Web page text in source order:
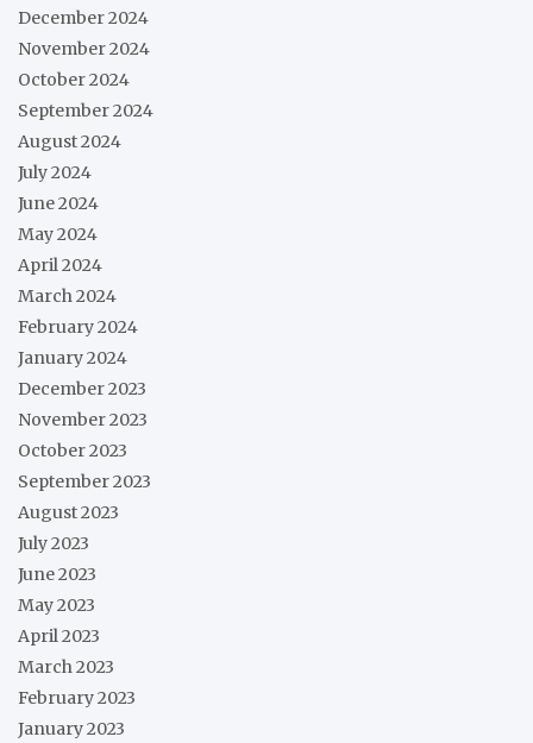
December 2024
November 2024
October 2024
September 2024
August 2024
July 2024
June 2024
May 2024
April 2024
March 2024
February 2024
January 2024
December 2023
November 2023
October 2023
September 2023
August 2023
July 2023
June 2023
May 2023
April 2023
March 2023
February 2023
January 2023